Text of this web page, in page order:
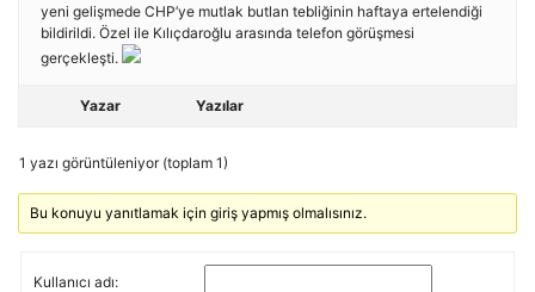
yeni gelişmede CHP’ye mutlak butlan tebliğinin haftaya ertelendiği
bildirildi. Özel ile Kılıçdaroğlu arasında telefon görüşmesi
gerçekleşti.
Yazar Yazılar
1 yazı görüntüleniyor (toplam 1)
Bu konuyu yanıtlamak için giriş yapmış olmalısınız.
Kullanıcı adı: